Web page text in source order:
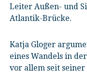
Leiter Außen- und
Atlantik-Brücke.
Katja Gloger
eines Wandels in
vor allem seit